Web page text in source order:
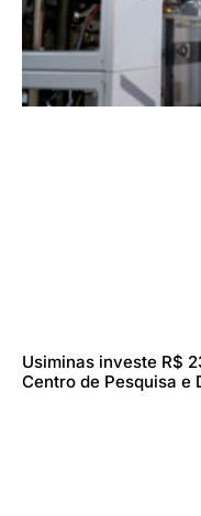
Usiminas investe R$
Centro de Pesquisa e